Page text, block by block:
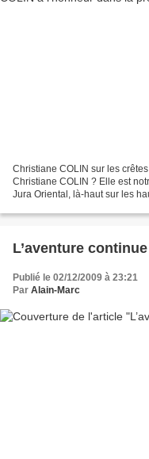
Christiane COLIN sur les
Christiane COLIN ? Elle est
Jura Oriental, là-haut sur les
L’aventure
Publié le 02/12/2009 à 23:21
Par Alain-Marc